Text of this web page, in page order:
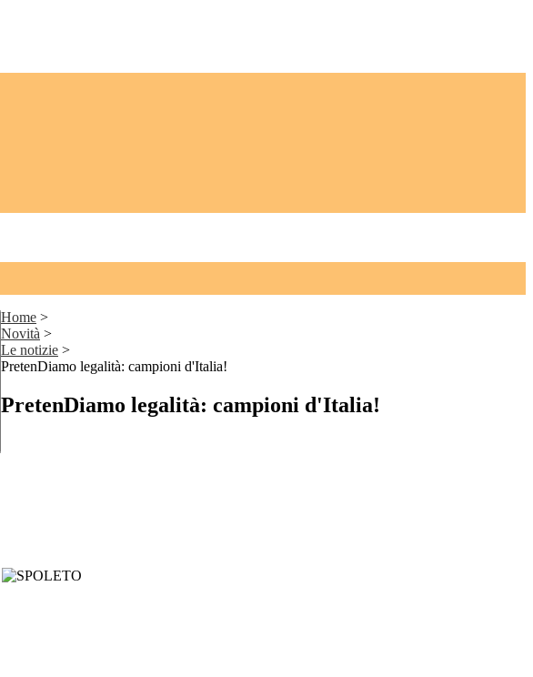
Home >
Novità >
Le notizie >
PretenDiamo legalità: campioni d'Italia!
PretenDiamo legalità: campioni d'Italia!